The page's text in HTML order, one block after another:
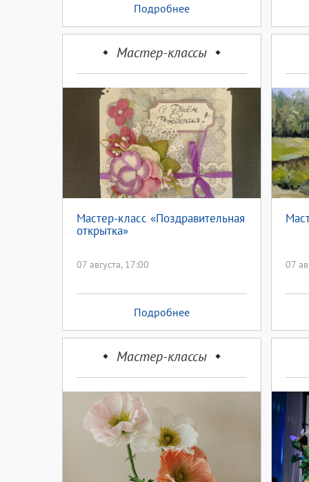
Подробнее
Мастер-классы
Мастер-класс «Поздравительная
открытка»
07 августа, 17:00
Подробнее
07
Мастер-классы